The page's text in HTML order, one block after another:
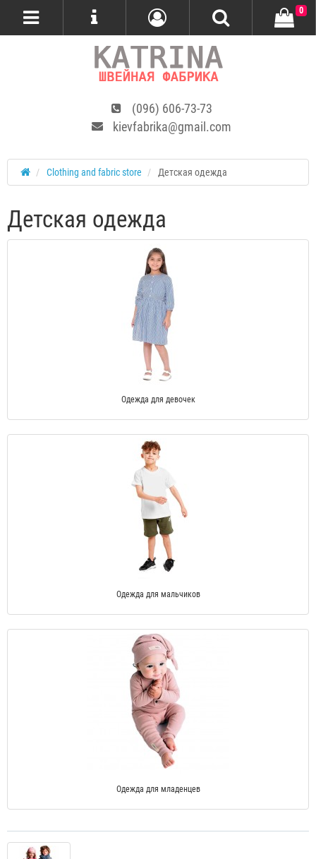
(096) 606-73-73
kievfabrika@gmail.com
0
Сlothing and fabric store Детская одежда
Детская одежда
Одежда для девочек
Одежда для мальчиков
Одежда для младенцев